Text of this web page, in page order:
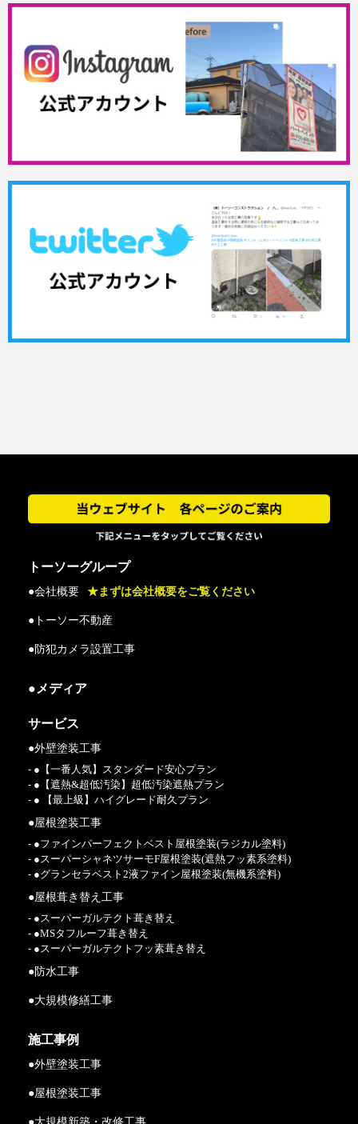
トーソーグループ
●会社概要 ★まずは会社概要をご覧ください
●トーソー不動産
●防犯カメラ設置工事
●メディア
サービス
●外壁塗装工事
- ●【一番人気】スタンダード安心プラン
- ●【遮熱&超低汚染】超低汚染遮熱プラン
- ● 【最上級】ハイグレード耐久プラン
●屋根塗装工事
- ●ファインパーフェクトベスト屋根塗装(ラジカル塗料)
- ●スーパーシャネツサーモF屋根塗装(遮熱フッ素系塗料)
- ●グランセラベスト2液ファイン屋根塗装(無機系塗料)
●屋根葺き替え工事
- ●スーパーガルテクト葺き替え
- ●MSタフルーフ葺き替え
- ●スーパーガルテクトフッ素葺き替え
●防水工事
●大規模修繕工事
施工事例
●外壁塗装工事
●屋根塗装工事